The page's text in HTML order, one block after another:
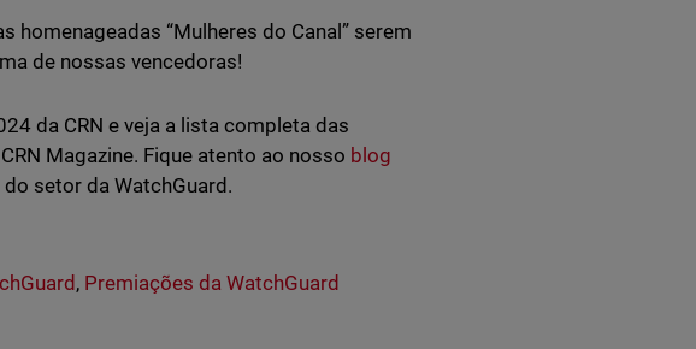
“Mulheres do Canal” serem
de nossas vencedoras!
da CRN e veja a lista completa das
Magazine. Fique atento ao nosso blog
setor da WatchGuard.
, Premiações da WatchGuard